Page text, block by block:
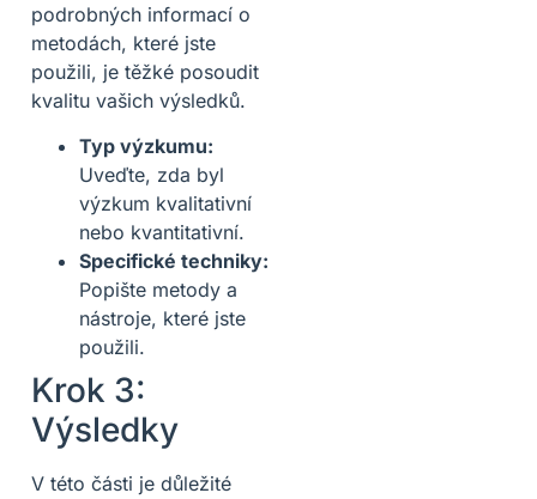
podrobných informací o
metodách, které jste
použili, je těžké posoudit
kvalitu vašich výsledků.
Typ výzkumu:
Uveďte, zda byl
výzkum kvalitativní
nebo kvantitativní.
Specifické techniky:
Popište metody a
nástroje, které jste
použili.
Krok 3:
Výsledky
V této části je důležité